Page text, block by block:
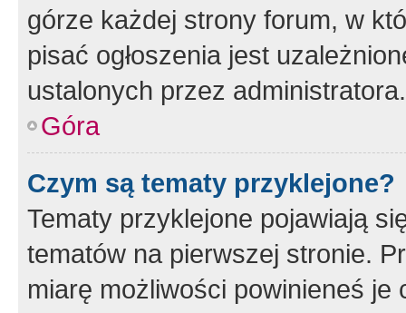
górze każdej strony forum, w
pisać ogłoszenia jest
ustalonych przez administratora.
Góra
Czym są tematy przyklejone?
Tematy przyklejone pojawiają
tematów na pierwszej stronie.
miarę możliwości powinieneś je